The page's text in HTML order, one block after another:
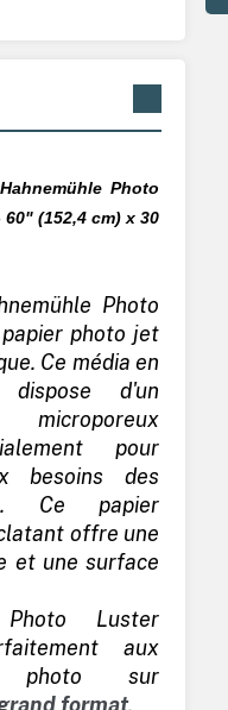
HahnemühlePhoto
60" (152,4 cm) x 30
Photo
photo jet
Ce média en
dispose d'un
microporeux
pour
besoins des
Ce papier
offre une
et une surface
Luster
aux
photo sur